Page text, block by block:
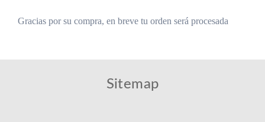
Gracias por su compra, en breve tu orden será procesada
Sitemap